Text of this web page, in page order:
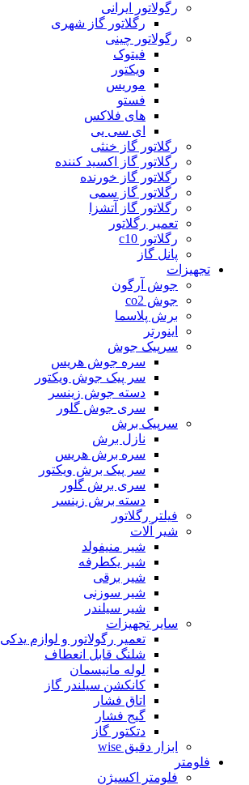
رگولاتور ایرانی
رگلاتور گاز شهری
رگولاتور چینی
فیتوک
ویکتور
موریس
فستو
های فلاکس
ای سی یی
رگلاتور گاز خنثی
رگلاتور گاز اکسید کننده
رگلاتور گاز خورنده
رگلاتور گاز سمی
رگلاتور گاز آتشزا
تعمیر رگلاتور
رگلاتور c10
پانل گاز
تجهیزات
جوش آرگون
جوش co2
برش پلاسما
اینورتر
سرپیک جوش
سره جوش هریس
سر پیک جوش ویکتور
دسته جوش زینسر
سری جوش گلور
سرپیک برش
نازل برش
سره برش هریس
سر پیک برش ویکتور
سری برش گلور
دسته برش زینسر
فیلتر رگلاتور
شیر آلات
شیر منیفولد
شیر یکطرفه
شیر برقی
شیر سوزنی
شیر سیلندر
سایر تجهیزات
تعمیر رگولاتور و لوازم یدکی
شلنگ قابل انعطاف
لوله مانیسمان
کانکشن سیلندر گاز
اتاق فشار
گیج فشار
دتکتور گاز
ابزار دقیق wise
فلومتر
فلومتر اکسیژن